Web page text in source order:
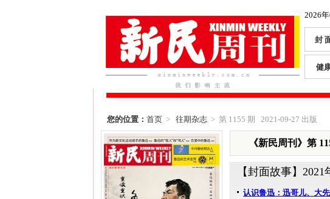
2026
封
健
您的位置： 首页 > 往期杂志 > 第 1155 期 2021-09-27 出版
《新民周刊》第
【封面故事】 2021
认识鲁迅：迅哥儿、大